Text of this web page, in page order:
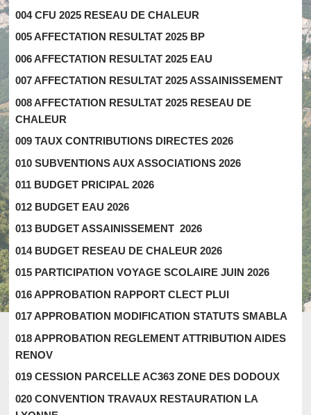
004 CFU 2025 RESEAU DE CHALEUR
005 AFFECTATION RESULTAT 2025 BP
006 AFFECTATION RESULTAT 2025 EAU
007 AFFECTATION RESULTAT 2025 ASSAINISSEMENT
008 AFFECTATION RESULTAT 2025 RESEAU DE
CHALEUR
009 TAUX CONTRIBUTIONS DIRECTES 2026
010 SUBVENTIONS AUX ASSOCIATIONS 2026
011 BUDGET PRICIPAL 2026
012 BUDGET EAU 2026
013 BUDGET ASSAINISSEMENT 2026
014 BUDGET RESEAU DE CHALEUR 2026
015 PARTICIPATION VOYAGE SCOLAIRE JUIN 2026
016 APPROBATION RAPPORT CLECT PLUI
017 APPROBATION MODIFICATION STATUTS SMABLA
018 APPROBATION REGLEMENT ATTRIBUTION AIDES
RENOV
019 CESSION PARCELLE AC363 ZONE DES DODOUX
020 CONVENTION TRAVAUX RESTAURATION LA